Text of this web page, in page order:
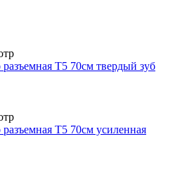
Т5 70см твердый зуб
Т5 70см усиленная